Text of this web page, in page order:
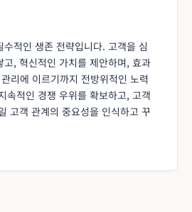
적인 생존 전략입니다. 고객을 심
, 혁신적인 가치를 제안하며, 효과
리에 이르기까지 전방위적인 노력
속적인 경쟁 우위를 확보하고, 고객
고객 관계의 중요성을 인식하고 꾸